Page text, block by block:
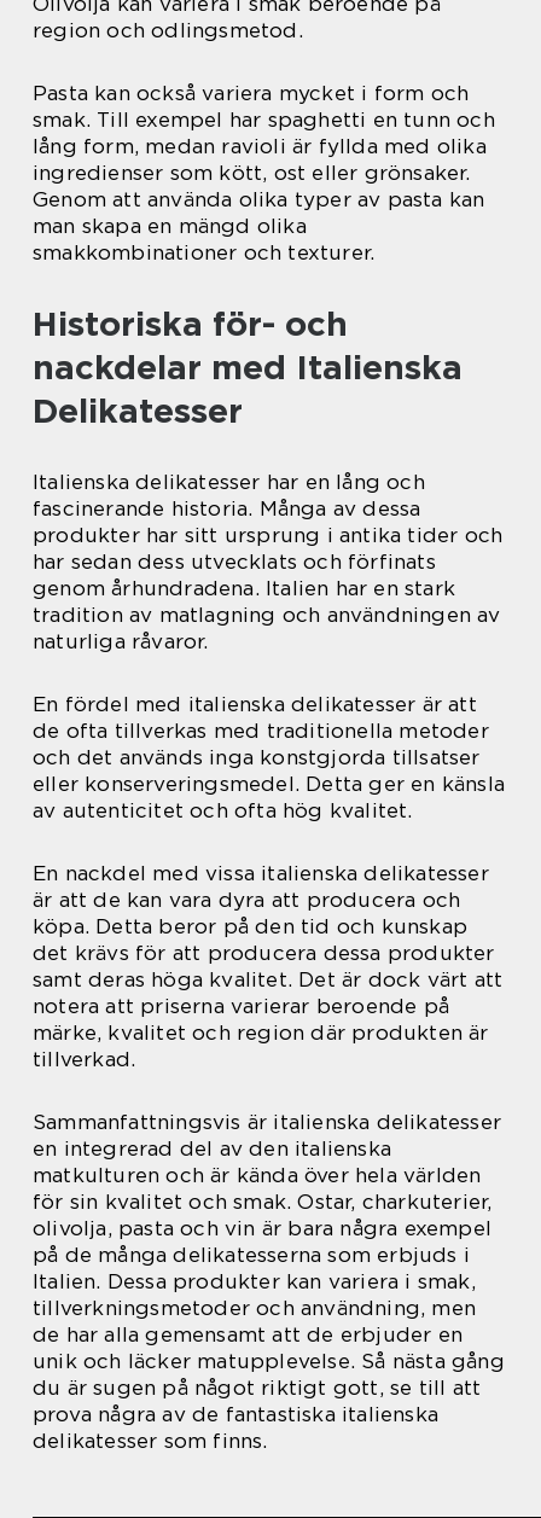
region och odlingsmetod.
Pasta kan också variera mycket i form och
smak. Till exempel har spaghetti en tunn och
lång form, medan ravioli är fyllda med olika
ingredienser som kött, ost eller grönsaker.
Genom att använda olika typer av pasta kan
man skapa en mängd olika
smakkombinationer och texturer.
Historiska för- och
nackdelar med Italienska
Delikatesser
Italienska delikatesser har en lång och
fascinerande historia. Många av dessa
produkter har sitt ursprung i antika tider och
har sedan dess utvecklats och förfinats
genom århundradena. Italien har en stark
tradition av matlagning och användningen av
naturliga råvaror.
En fördel med italienska delikatesser är att
de ofta tillverkas med traditionella metoder
och det används inga konstgjorda tillsatser
eller konserveringsmedel. Detta ger en känsla
av autenticitet och ofta hög kvalitet.
En nackdel med vissa italienska delikatesser
är att de kan vara dyra att producera och
köpa. Detta beror på den tid och kunskap
det krävs för att producera dessa produkter
samt deras höga kvalitet. Det är dock värt att
notera att priserna varierar beroende på
märke, kvalitet och region där produkten är
tillverkad.
Sammanfattningsvis är italienska delikatesser
en integrerad del av den italienska
matkulturen och är kända över hela världen
för sin kvalitet och smak. Ostar, charkuterier,
olivolja, pasta och vin är bara några exempel
på de många delikatesserna som erbjuds i
Italien. Dessa produkter kan variera i smak,
tillverkningsmetoder och användning, men
de har alla gemensamt att de erbjuder en
unik och läcker matupplevelse. Så nästa gång
du är sugen på något riktigt gott, se till att
prova några av de fantastiska italienska
delikatesser som finns.